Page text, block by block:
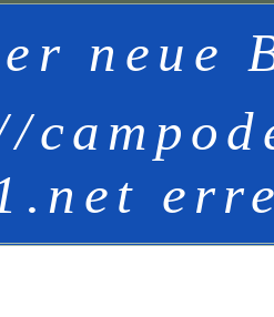
neue